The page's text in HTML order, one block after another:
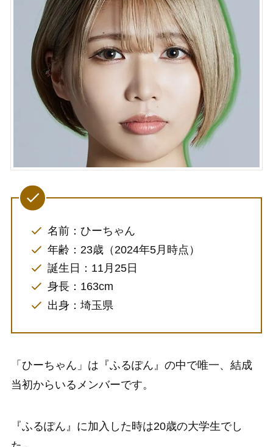
名前：ひーちゃん
年齢：23歳（2024年5月時点）
誕生日：11月25日
身長：163cm
出身：埼玉県
「ひーちゃん」は『ふるぽん』の中で唯一、結成
当初からいるメンバーです。
『ふるぽん』に加入した時は20歳の大学生でし